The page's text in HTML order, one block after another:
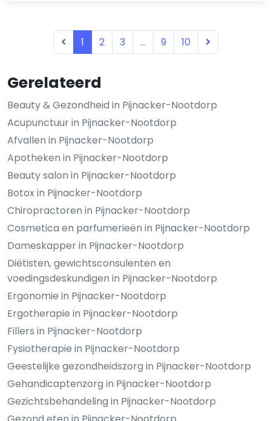
Gerelateerd
Beauty & Gezondheid in Pijnacker-Nootdorp
Acupunctuur in Pijnacker-Nootdorp
Afvallen in Pijnacker-Nootdorp
Apotheken in Pijnacker-Nootdorp
Beauty salon in Pijnacker-Nootdorp
Botox in Pijnacker-Nootdorp
Chiropractoren in Pijnacker-Nootdorp
Cosmetica en parfumerieën in Pijnacker-Nootdorp
Dameskapper in Pijnacker-Nootdorp
Diëtisten, gewichtsconsulenten en
voedingsdeskundigen in Pijnacker-Nootdorp
Ergonomie in Pijnacker-Nootdorp
Ergotherapie in Pijnacker-Nootdorp
Fillers in Pijnacker-Nootdorp
Fysiotherapie in Pijnacker-Nootdorp
Geestelijke gezondheidszorg in Pijnacker-Nootdorp
Gehandicaptenzorg in Pijnacker-Nootdorp
Gezichtsbehandeling in Pijnacker-Nootdorp
1 2 3 ... 9 10